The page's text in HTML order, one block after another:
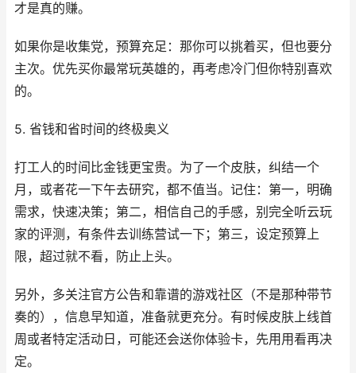
才是真的赚。
如果你是收集党，预算充足：那你可以挑着买，但也要分
主次。优先买你最常玩英雄的，再考虑冷门但你特别喜欢
的。
5. 省钱和省时间的终极奥义
打工人的时间比金钱更宝贵。为了一个皮肤，纠结一个
月，或者花一下午去研究，都不值当。记住：第一，明确
需求，快速决策；第二，相信自己的手感，别完全听云玩
家的评测，有条件去训练营试一下；第三，设定预算上
限，超过就不看，防止上头。
另外，多关注官方公告和靠谱的游戏社区（不是那种带节
奏的），信息早知道，准备就更充分。有时候皮肤上线首
周或者特定活动日，可能还会送你体验卡，先用用看再决
定。